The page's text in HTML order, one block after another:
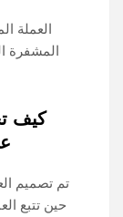
العملة
المشفرة
كيف
تم تصميم
حين تتبع